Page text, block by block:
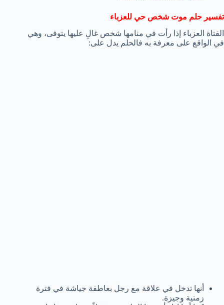
تفسير حلم موت شخص حي للعزباء
الفتاة العزباء إذا رأت في منامها شخص غالِ عليها يتوفى، وهي
في الواقع على معرفة به فالحلم يدل على:
أنها تدخل في علاقة مع رجل بعاطفة جياشة في فترة
زمنية وجيزة.